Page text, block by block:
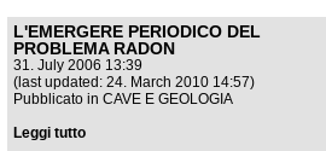
L'EMERGERE PERIODICO DEL
PROBLEMA RADON
31. July 2006 13:39
(last updated: 24. March 2010 14:57)
Pubblicato in CAVE E GEOLOGIA
Leggi tutto